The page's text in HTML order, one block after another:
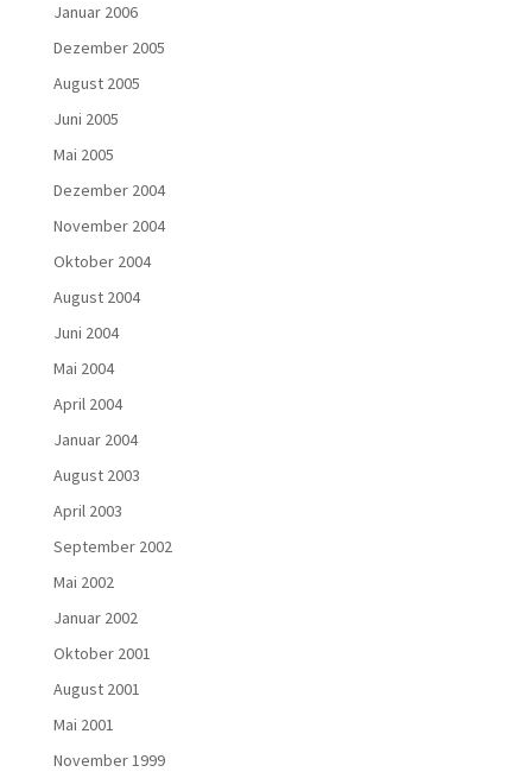
Januar 2006
Dezember 2005
August 2005
Juni 2005
Mai 2005
Dezember 2004
November 2004
Oktober 2004
August 2004
Juni 2004
Mai 2004
April 2004
Januar 2004
August 2003
April 2003
September 2002
Mai 2002
Januar 2002
Oktober 2001
August 2001
Mai 2001
November 1999